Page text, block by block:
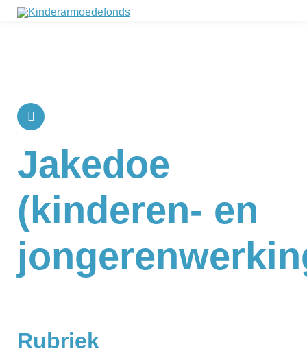
Jakedoe
(kinderen- en
Rubriek